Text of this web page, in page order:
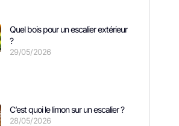
Quel bois pour un escalier extérieur
?
29/05/2026
C’est quoi le limon sur un escalier ?
28/05/2026